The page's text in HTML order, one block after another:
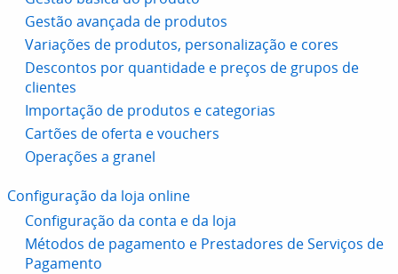
Gestão avançada de produtos
Variações de produtos, personalização e cores
Descontos por quantidade e preços de grupos de
clientes
Importação de produtos e categorias
Cartões de oferta e vouchers
Operações a granel
Configuração da loja online
Configuração da conta e da loja
Métodos de pagamento e Prestadores de Serviços de
Pagamento